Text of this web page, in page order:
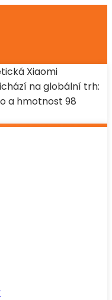
Xiaomi
na globální trh:
a hmotnost 98